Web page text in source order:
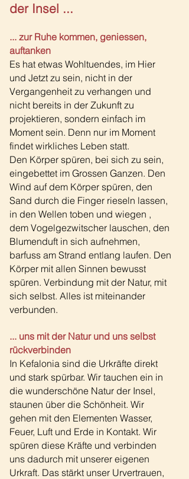
der Insel ...
... zur Ruhe kommen, geniessen,
auftanken
Es hat etwas Wohltuendes, im Hier
und Jetzt zu sein, nicht in der
Vergangenheit zu verhangen und
nicht bereits in der Zukunft zu
projektieren, sondern einfach im
Moment sein. Denn nur im Moment
findet wirkliches Leben statt.
Den Körper spüren, bei sich zu sein,
eingebettet im Grossen Ganzen. Den
Wind auf dem Körper spüren, den
Sand durch die Finger rieseln lassen,
in den Wellen toben und wiegen ,
dem Vogelgezwitscher lauschen, den
Blumenduft in sich aufnehmen,
barfuss am Strand entlang laufen. Den
Körper mit allen Sinnen bewusst
spüren. Verbindung mit der Natur, mit
sich selbst. Alles ist miteinander
verbunden.
... uns mit der Natur und uns selbst
rückverbinden
In Kefalonia sind die Urkräfte direkt
und stark spürbar. Wir tauchen ein in
die wunderschöne Natur der Insel,
staunen über die Schönheit. Wir
gehen mit den Elementen Wasser,
Feuer, Luft und Erde in Kontakt. Wir
spüren diese Kräfte und verbinden
uns dadurch mit unserer eigenen
Urkraft. Das stärkt unser Urvertrauen,